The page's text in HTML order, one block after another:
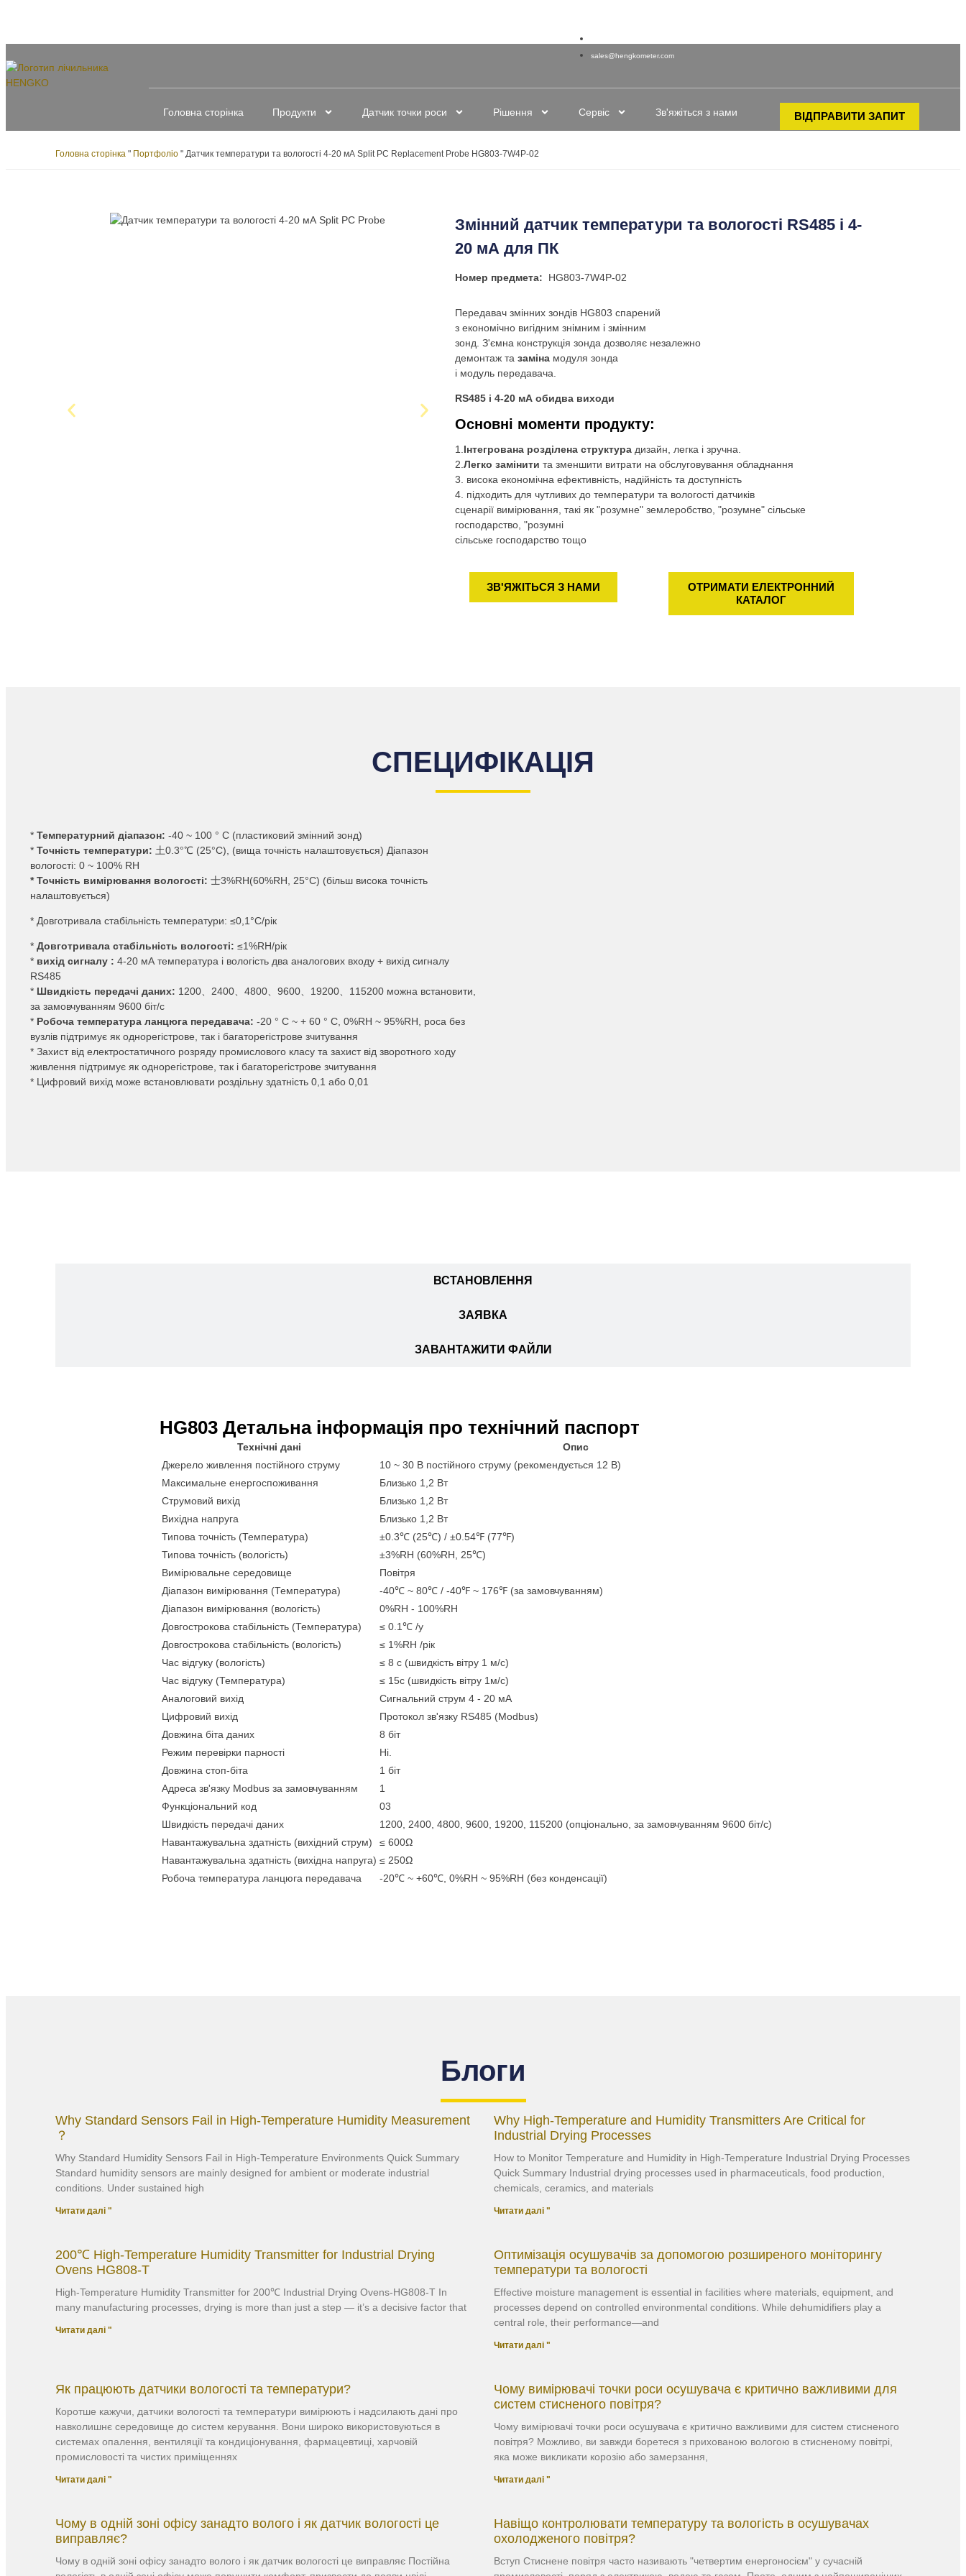
sales@hengkometer.com
Головна сторінка Продукти Датчик точки роси Рішення Сервіс Зв'яжіться з нами ВІДПРАВИТИ ЗАПИТ
Головна сторінка " Портфоліо " Датчик температури та вологості 4-20 мА Split PC Replacement Probe HG803-7W4P-02
Змінний датчик температури та вологості RS485 і 4-
20 мА для ПК
Номер предмета: HG803-7W4P-02
Передавач змінних зондів HG803 спарений
з економічно вигідним знімним і змінним
зонд. З'ємна конструкція зонда дозволяє незалежно
демонтаж та замінамодуля зонда
і модуль передавача.
RS485 і 4-20 мА обидва виходи
Основні моменти продукту:
1. Інтегрована розділена структурадизайн, легка і зручна.
2. Легко замінити та зменшити витрати на обслуговування обладнання
3. висока економічна ефективність, надійність та доступність
4. підходить для чутливих до температури та вологості датчиків
сценарії вимірювання, такі як "розумне" землеробство, "розумне" сільське
господарство, "розумні
сільське господарство тощо
ЗВ'ЯЖІТЬСЯ З НАМИ
ОТРИМАТИ ЕЛЕКТРОННИЙ
КАТАЛОГ
СПЕЦИФІКАЦІЯ
* Температурний діапазон: -40 ~ 100 ° C (пластиковий змінний зонд)
* Точність температури: 土0.3°℃ (25°C), (вища точність налаштовується) Діапазон
вологості: 0 ~ 100% RH
* Точність вимірювання вологості: 士3%RH(60%RH, 25°C) (більш висока точність
налаштовується)
* Довготривала стабільність температури: ≤0,1°C/рік
* Довготривала стабільність вологості: ≤1%RH/рік
* вихід сигналу : 4-20 мА температура і вологість два аналогових входу + вихід сигналу
RS485
* Швидкість передачі даних: 1200、2400、4800、9600、19200、115200 можна встановити,
за замовчуванням 9600 біт/с
* Робоча температура ланцюга передавача: -20 ° C ~ + 60 ° C, 0%RH ~ 95%RH, роса без
вузлів підтримує як однорегістрове, так і багаторегістрове зчитування
* Захист від електростатичного розряду промислового класу та захист від зворотного ходу
живлення підтримує як однорегістрове, так і багаторегістрове зчитування
* Цифровий вихід може встановлювати роздільну здатність 0,1 або 0,01
ВСТАНОВЛЕННЯ
ЗАЯВКА
ЗАВАНТАЖИТИ ФАЙЛИ
HG803 Детальна інформація про технічний паспорт
Технічні дані
Опис
Джерело живлення постійного струму
10 ~ 30 В постійного струму (рекомендується 12 В)
Максимальне енергоспоживання
Близько 1,2 Вт
Струмовий вихід
Близько 1,2 Вт
Вихідна напруга
Близько 1,2 Вт
Типова точність (Температура)
±0.3℃ (25℃) / ±0.54℉ (77℉)
Типова точність (вологість)
±3%RH (60%RH, 25℃)
Вимірювальне середовище
Повітря
Діапазон вимірювання (Температура)
-40℃ ~ 80℃ / -40℉ ~ 176℉ (за замовчуванням)
Діапазон вимірювання (вологість)
0%RH - 100%RH
Довгострокова стабільність (Температура)
≤ 0.1℃ /y
Довгострокова стабільність (вологість)
≤ 1%RH /рік
Час відгуку (вологість)
≤ 8 с (швидкість вітру 1 м/с)
Час відгуку (Температура)
≤ 15с (швидкість вітру 1м/с)
Аналоговий вихід
Сигнальний струм 4 - 20 мА
Цифровий вихід
Протокол зв'язку RS485 (Modbus)
Довжина біта даних
8 біт
Режим перевірки парності
Ні.
Довжина стоп-біта
1 біт
Адреса зв'язку Modbus за замовчуванням
1
Функціональний код
03
Швидкість передачі даних
1200, 2400, 4800, 9600, 19200, 115200 (опціонально, за замовчуванням 9600 біт/с)
Навантажувальна здатність (вихідний струм)
≤ 600Ω
Навантажувальна здатність (вихідна напруга) ≤ 250Ω
Робоча температура ланцюга передавача
-20℃ ~ +60℃, 0%RH ~ 95%RH (без конденсації)
Блоги
Why Standard Sensors Fail in High-Temperature Humidity Measurement
？
Why Standard Humidity Sensors Fail in High-Temperature Environments Quick Summary
Standard humidity sensors are mainly designed for ambient or moderate industrial
conditions. Under sustained high
Читати далі "
Why High-Temperature and Humidity Transmitters Are Critical for
Industrial Drying Processes
How to Monitor Temperature and Humidity in High-Temperature Industrial Drying Processes
Quick Summary Industrial drying processes used in pharmaceuticals, food production,
chemicals, ceramics, and materials
Читати далі "
200℃ High-Temperature Humidity Transmitter for Industrial Drying
Ovens HG808-T
High-Temperature Humidity Transmitter for 200℃ Industrial Drying Ovens-HG808-T In
many manufacturing processes, drying is more than just a step — it’s a decisive factor that
Читати далі "
Оптимізація осушувачів за допомогою розширеного моніторингу
температури та вологості
Effective moisture management is essential in facilities where materials, equipment, and
processes depend on controlled environmental conditions. While dehumidifiers play a
central role, their performance—and
Читати далі "
Як працюють датчики вологості та температури?
Коротше кажучи, датчики вологості та температури вимірюють і надсилають дані про
навколишнє середовище до систем керування. Вони широко використовуються в
системах опалення, вентиляції та кондиціонування, фармацевтиці, харчовій
промисловості та чистих приміщеннях
Читати далі "
Чому вимірювачі точки роси осушувача є критично важливими для
систем стисненого повітря?
Чому вимірювачі точки роси осушувача є критично важливими для систем стисненого
повітря? Можливо, ви завжди боретеся з прихованою вологою в стисненому повітрі,
яка може викликати корозію або замерзання,
Читати далі "
Чому в одній зоні офісу занадто волого і як датчик вологості це
виправляє?
Чому в одній зоні офісу занадто волого і як датчик вологості це виправляє Постійна
Навіщо контролювати температуру та вологість в осушувачах
охолодженого повітря?
Вступ Стиснене повітря часто називають "четвертим енергоносієм" у сучасній